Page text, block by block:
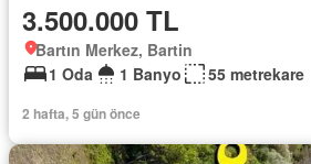
3.500.000 TL
Bartın Merkez, Bartin
1 Oda
1 Banyo 55 metrekare
2 hafta, 5 gün önce